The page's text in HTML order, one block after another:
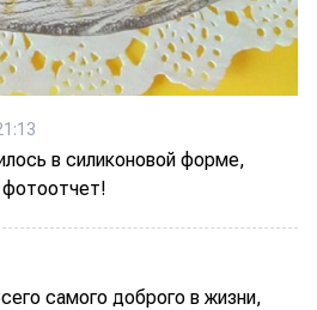
в силиконовой форме,
фотоотчет!
самого доброго в жизни,